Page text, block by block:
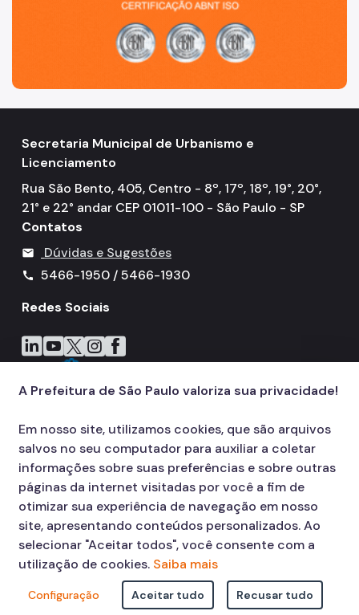
Secretaria Municipal de Urbanismo e
Licenciamento
Rua São Bento, 405, Centro - 8º, 17º, 18º, 19°, 20°,
21° e 22° andar CEP 01011-100 - São Paulo - SP
Contatos
mail Dúvidas e Sugestões
call
5466-1950 / 5466-1930
Redes Sociais
Icone do LinkedIn
Icone do YouTube
Icone do X
Icone do Instagram
Icone do Facebook
© COPYRIGHT 2026,
Prefeitura Municipal de São Paulo Viaduto do Cha,
A Prefeitura de São Paulo valoriza sua privacidade!
Em nosso site, utilizamos cookies, que são arquivos
salvos no seu computador para auxiliar a coletar
informações sobre suas preferências e sobre outras
páginas da internet visitadas por você a fim de
otimizar sua experiência de navegação em nosso
site, apresentando conteúdos personalizados. Ao
selecionar "Aceitar todos", você consente com a
utilização de cookies. Saiba mais
Configuração Aceitar tudo Recusar tudo